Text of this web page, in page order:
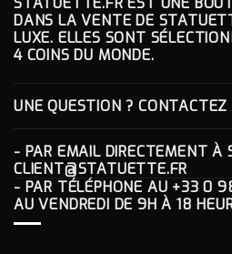
DANS LA VENTE DE
LUXE. ELLES SONT
4 COINS DU MONDE.
UNE QUESTION ? CONTACTEZ
- PAR EMAIL DIRECTEMENT À
CLIENT@STATUETTE.FR
- PAR TÉLÉPHONE AU +33 0
AU VENDREDI DE 9H À 18